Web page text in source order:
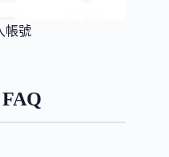
帳號